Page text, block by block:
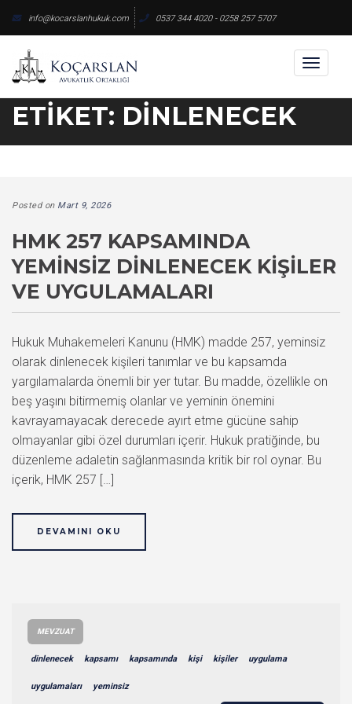
content
info@kocarslanhukuk.com 0537 344 4020 - 0258 257 5707
Toggle
ETIKET: DINLENECEK
Posted on Mart 9, 2026
HMK 257 KAPSAMINDA
YEMINSIZ DINLENECEK KIŞILER
VE UYGULAMALARI
Hukuk Muhakemeleri Kanunu (HMK) madde 257, yeminsiz
olarak dinlenecek kişileri tanımlar ve bu kapsamda
yargılamalarda önemli bir yer tutar. Bu madde, özellikle on
beş yaşını bitirmemiş olanlar ve yeminin önemini
kavrayamayacak derecede ayırt etme gücüne sahip
olmayanlar gibi özel durumları içerir. Hukuk pratiğinde, bu
düzenleme adaletin sağlanmasında kritik bir rol oynar. Bu
içerik, HMK 257 […]
DEVAMINI OKU
MEVZUAT
dinlenecek kapsamı kapsamında kişi kişiler uygulama
uygulamaları yeminsiz